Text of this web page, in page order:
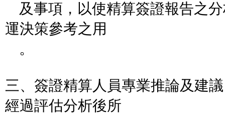
及事項，以使精算簽證報告之
運決策參考之用
。
三、簽證精算人員專業推論及建
經過評估分析後所